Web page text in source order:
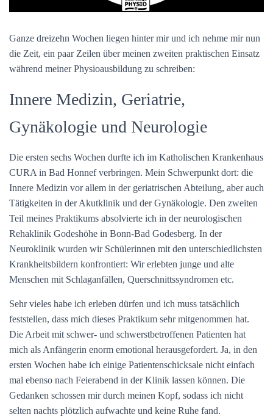
d
Ganze dreizehn Wochen liegen hinter mir und ich nehme mir nun
die Zeit, ein paar Zeilen über meinen zweiten praktischen Einsatz
während meiner Physioausbildung zu schreiben:
Innere Medizin, Geriatrie,
Gynäkologie und Neurologie
Die ersten sechs Wochen durfte ich im Katholischen Krankenhaus
CURA in Bad Honnef verbringen. Mein Schwerpunkt dort: die
Innere Medizin vor allem in der geriatrischen Abteilung, aber auch
Tätigkeiten in der Akutklinik und der Gynäkologie. Den zweiten
Teil meines Praktikums absolvierte ich in der neurologischen
Rehaklinik Godeshöhe in Bonn-Bad Godesberg. In der
Neuroklinik wurden wir Schülerinnen mit den unterschiedlichsten
Krankheitsbildern konfrontiert: Wir erlebten junge und alte
Menschen mit Schlaganfällen, Querschnittssyndromen etc.
Sehr vieles habe ich erleben dürfen und ich muss tatsächlich
feststellen, dass mich dieses Praktikum sehr mitgenommen hat.
Die Arbeit mit schwer- und schwerstbetroffenen Patienten hat
mich als Anfängerin enorm emotional herausgefordert. Ja, in den
ersten Wochen habe ich einige Patientenschicksale nicht einfach
mal ebenso nach Feierabend in der Klinik lassen können. Die
Gedanken schossen mir durch meinen Kopf, sodass ich nicht
selten nachts plötzlich aufwachte und keine Ruhe fand.